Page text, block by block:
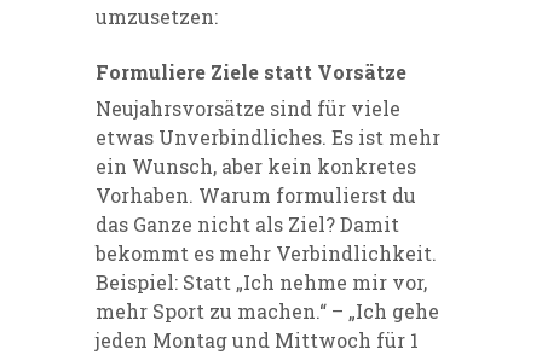
umzusetzen:
Formuliere Ziele statt Vorsätze
Neujahrsvorsätze sind für viele
etwas Unverbindliches. Es ist mehr
ein Wunsch, aber kein konkretes
Vorhaben. Warum formulierst du
das Ganze nicht als Ziel? Damit
bekommt es mehr Verbindlichkeit.
Beispiel: Statt „Ich nehme mir vor,
mehr Sport zu machen.“ – „Ich gehe
jeden Montag und Mittwoch für 1